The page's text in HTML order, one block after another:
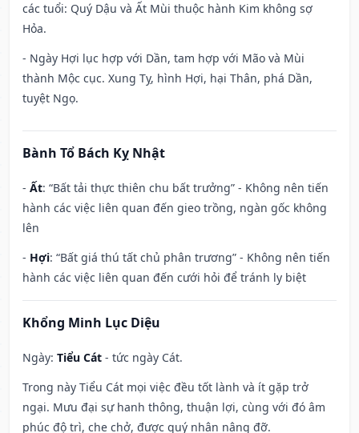
các tuổi: Quý Dậu và Ất Mùi thuộc hành Kim không sợ
Hỏa.
- Ngày Hợi lục hợp với Dần, tam hợp với Mão và Mùi
thành Mộc cục. Xung Tỵ, hình Hợi, hại Thân, phá Dần,
tuyệt Ngọ.
Bành Tổ Bách Kỵ Nhật
- Ất: “Bất tải thực thiên chu bất trưởng” - Không nên tiến
hành các việc liên quan đến gieo trồng, ngàn gốc không
lên
- Hợi: “Bất giá thú tất chủ phân trương” - Không nên tiến
hành các việc liên quan đến cưới hỏi để tránh ly biệt
Khổng Minh Lục Diệu
Ngày: Tiểu Cát - tức ngày Cát.
Trong này Tiểu Cát mọi việc đều tốt lành và ít gặp trở
ngại. Mưu đại sự hanh thông, thuận lợi, cùng với đó âm
phúc độ trì, che chở, được quý nhân nâng đỡ.